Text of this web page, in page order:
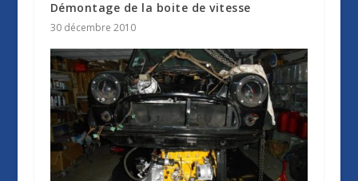
Démontage de la boite de vitesse
30 décembre 2010